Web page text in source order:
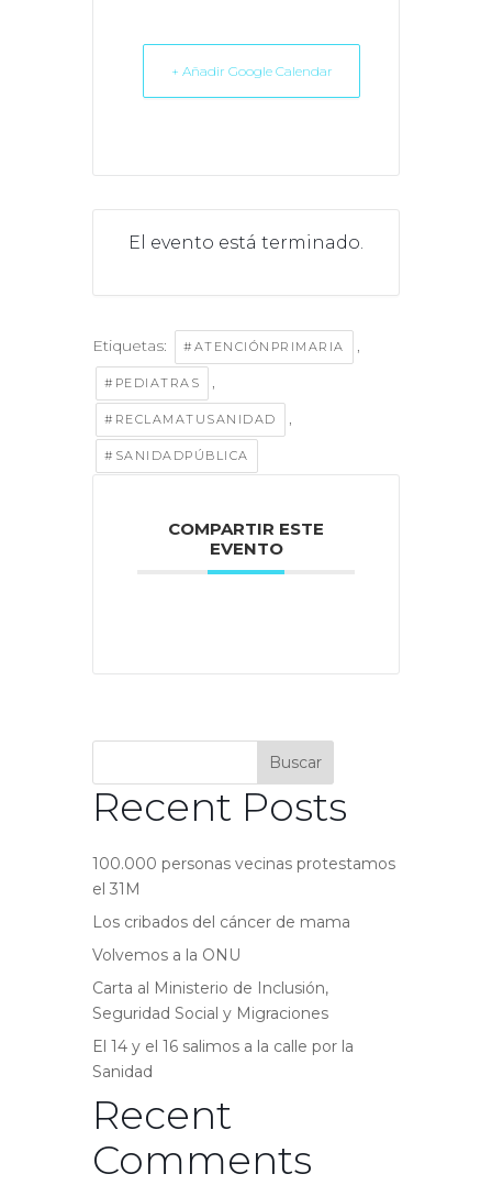
+ Añadir Google Calendar
El evento está terminado.
Etiquetas: #ATENCIÓNPRIMARIA ,
#PEDIATRAS ,
#RECLAMATUSANIDAD ,
#SANIDADPÚBLICA
COMPARTIR ESTE
EVENTO
Buscar
Recent Posts
100.000 personas vecinas protestamos
el 31M
Los cribados del cáncer de mama
Volvemos a la ONU
Carta al Ministerio de Inclusión,
Seguridad Social y Migraciones
El 14 y el 16 salimos a la calle por la
Sanidad
Recent
Comments